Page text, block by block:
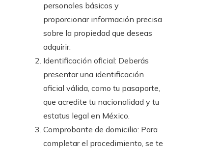
personales básicos y
proporcionar información precisa
sobre la propiedad que deseas
adquirir.
Identificación oficial: Deberás
presentar una identificación
oficial válida, como tu pasaporte,
que acredite tu nacionalidad y tu
estatus legal en México.
Comprobante de domicilio: Para
completar el procedimiento, se te